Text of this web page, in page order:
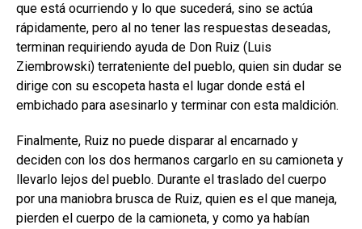
que está ocurriendo y lo que sucederá, sino se actúa
rápidamente, pero al no tener las respuestas deseadas,
terminan requiriendo ayuda de Don Ruiz (Luis
Ziembrowski) terrateniente del pueblo, quien sin dudar se
dirige con su escopeta hasta el lugar donde está el
embichado para asesinarlo y terminar con esta maldición.
Finalmente, Ruiz no puede disparar al encarnado y
deciden con los dos hermanos cargarlo en su camioneta y
llevarlo lejos del pueblo. Durante el traslado del cuerpo
por una maniobra brusca de Ruiz, quien es el que maneja,
pierden el cuerpo de la camioneta, y como ya habían